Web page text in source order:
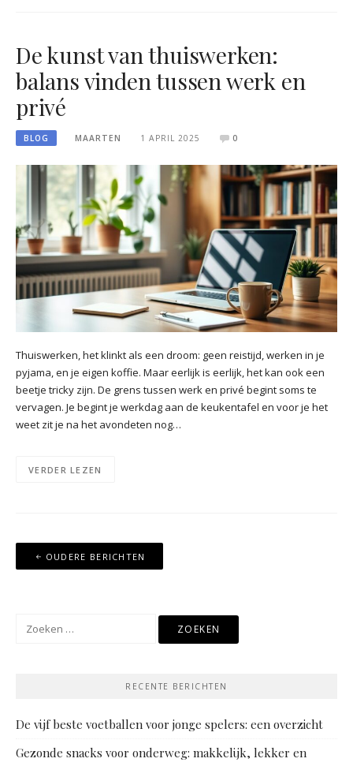
De kunst van thuiswerken:
balans vinden tussen werk en
privé
BLOG MAARTEN 1 APRIL 2025 0
Thuiswerken, het klinkt als een droom: geen reistijd, werken in je
pyjama, en je eigen koffie. Maar eerlijk is eerlijk, het kan ook een
beetje tricky zijn. De grens tussen werk en privé begint soms te
vervagen. Je begint je werkdag aan de keukentafel en voor je het
weet zit je na het avondeten nog…
VERDER LEZEN
Berichten
navigatie
OUDERE BERICHTEN
Zoeken
RECENTE BERICHTEN
De vijf beste voetballen voor jonge spelers: een overzicht
Gezonde snacks voor onderweg: makkelijk, lekker en